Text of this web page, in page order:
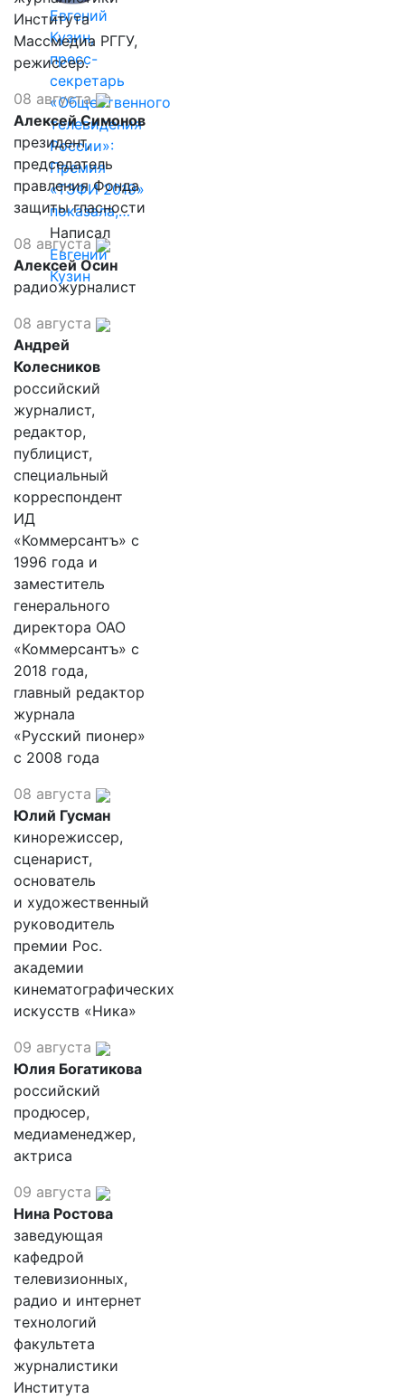
Евгений
Кузин,
пресс-
секретарь
«Общественного
телевидения
России»:
Премия
«ТЭФИ 2019»
показала,…
Написал
Евгений
Кузин
Института
Массмедиа РГГУ,
режиссер.
08 августа
Алексей Симонов
президент,
председатель
правления Фонда
защиты гласности
08 августа
Алексей Осин
радиожурналист
08 августа
Андрей
Колесников
российский
журналист,
редактор,
публицист,
специальный
корреспондент
ИД
«Коммерсантъ» с
1996 года и
заместитель
генерального
директора ОАО
«Коммерсантъ» с
2018 года,
главный редактор
журнала
«Русский пионер»
с 2008 года
08 августа
Юлий Гусман
кинорежиссер,
сценарист,
основатель
и художественный
руководитель
премии Рос.
академии
кинематографических
искусств «Ника»
09 августа
Юлия Богатикова
российский
продюсер,
медиаменеджер,
актриса
09 августа
Нина Ростова
заведующая
кафедрой
телевизионных,
радио и интернет
технологий
факультета
журналистики
Института